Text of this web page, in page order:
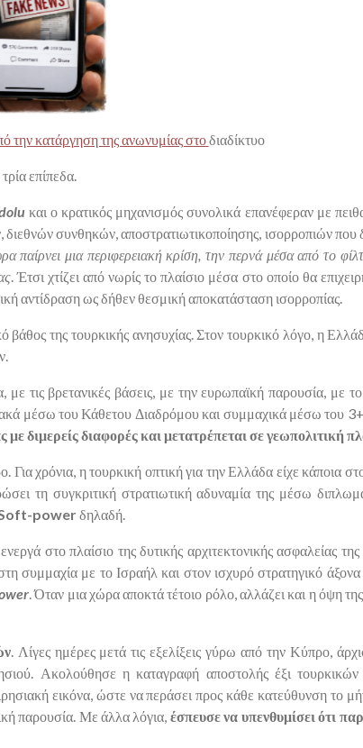
την κατάργηση της ανωνυμίας στοδιαδίκτυο
επίπεδα.
και ο κρατικός μηχανισμός συνολικά επανέφεραν με
συνθηκών, αποστρατιωτικοποίησης, ισορροπιών που
παίρνει μια περιφερειακή κρίση, την περνά μέσα από το
. Έτσι χτίζει από νωρίς το πλαίσιο μέσα στο οποίο θα
αντίδραση ως δήθεν θεσμική αποκατάσταση ισορροπίας.
βάθος της τουρκικής ανησυχίας. Στον τουρκικό λόγο, η
τις βρετανικές βάσεις, με την ευρωπαϊκή παρουσία, με το
μέσω του Κάθετου Διαδρόμου και συμμαχικά μέσω του
με διμερείς διαφορές και μετατρέπεται σε γεωπολιτική
χρόνια, η τουρκική οπτική για την Ελλάδα είχε κάποια
τη συγκριτική στρατιωτική αδυναμία της μέσω
powerδηλαδή.
στο πλαίσιο της δυτικής αρχιτεκτονικής ασφαλείας της
συμμαχία με το Ισραήλ και στον ισχυρό στρατηγικό
. Όταν μια χώρα αποκτά τέτοιο ρόλο, αλλάζει και η όψη
. Λίγες ημέρες μετά τις εξελίξεις γύρω από την Κύπρο,
Ακολούθησε η καταγραφή αποστολής έξι
εικόνα, ώστε να περάσει προς κάθε κατεύθυνση το
παρουσία. Με άλλα λόγια, έσπευσε να υπενθυμίσει ότι